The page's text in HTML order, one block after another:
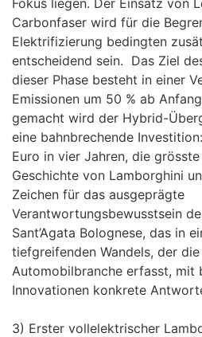
Carbonfaser wird für die
Elektrifizierung bedingten
entscheidend sein. Das Ziel
dieser Phase besteht in einer
Emissionen um 50 % ab
gemacht wird der Hybrid-
eine bahnbrechende
Euro in vier Jahren, die
Geschichte von Lamborghini
Zeichen für das ausgeprägte
Verantwortungsbewusstsein
Sant’Agata Bolognese, das in
tiefgreifenden Wandels, der
Automobilbranche erfasst, mit
Innovationen konkrete
3) Erster vollelektrischer